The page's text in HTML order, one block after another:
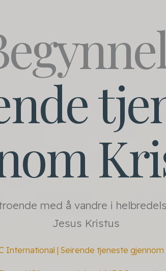
med å vandre i
Jesus Kristus
International | Seirende tjeneste gjennom